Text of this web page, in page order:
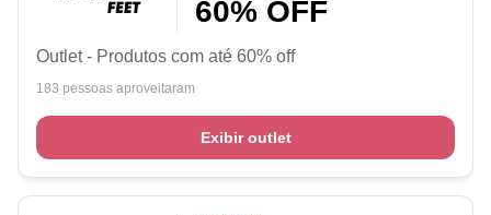
60% OFF
Outlet - Produtos com até 60% off
183 pessoas aproveitaram
Exibir outlet